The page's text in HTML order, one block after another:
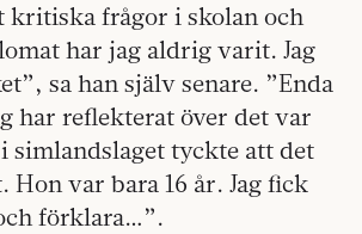
kritiska frågor i skolan och
har jag aldrig varit. Jag
sa han själv senare. ”Enda
har reflekterat över det var
simlandslaget tyckte att det
Hon var bara 16 år. Jag fick
förklara…”.